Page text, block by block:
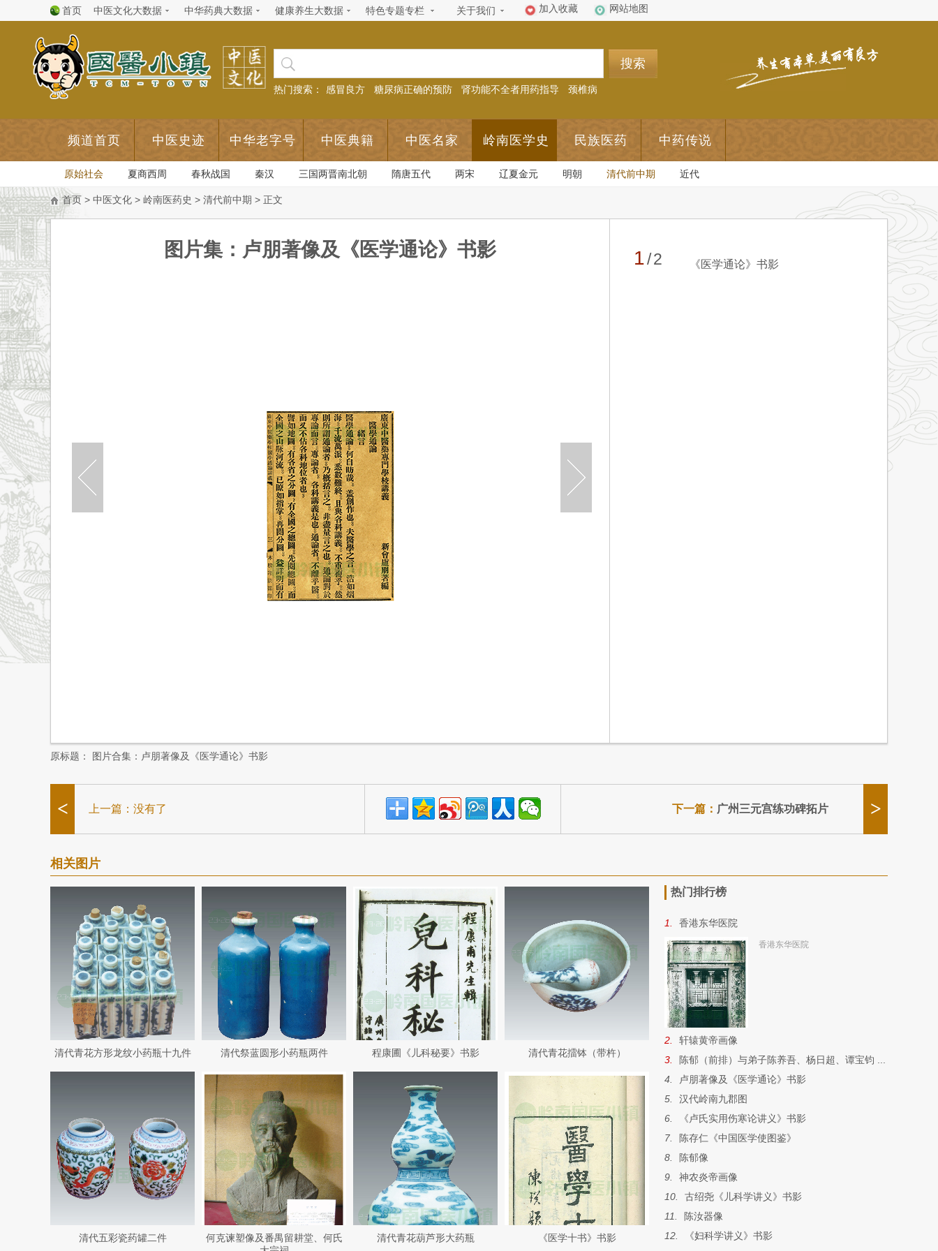
首页 中医文化大数据 中华药典大数据 健康养生大数据 特色专题专栏 关于我们 加入收藏 网站地图
搜索
热门搜索： 感冒良方 糖尿病正确的预防 肾功能不全者用药指导 颈椎病
频道首页 中医史迹 中华老字号 中医典籍 中医名家 岭南医学史 民族医药 中药传说
原始社会 夏商西周 春秋战国 秦汉 三国两晋南北朝 隋唐五代 两宋 辽夏金元 明朝 清代前中期 近代
首页 > 中医文化 > 岭南医药史 > 清代前中期 > 正文
图片集：卢朋著像及《医学通论》书影
《医学通论》书影
1/2
原标题： 图片合集：卢朋著像及《医学通论》书影
< >
上一篇：没有了 下一篇： 广州三元宫练功碑拓片
相关图片
清代青花方形龙纹小药瓶十九件 清代祭蓝圆形小药瓶两件 程康圃《儿科秘要》书影 清代青花擂钵（带杵）
清代五彩瓷药罐二件
何克谏塑像及番禺留耕堂、何氏
清代青花葫芦形大药瓶 《医学十书》书影
热门排行榜
1. 香港东华医院
香港东华医院
2.
轩辕黄帝画像
3.
陈郁（前排）与弟子陈养吾、杨日超、谭宝钧 ...
4.
卢朋著像及《医学通论》书影
5.
汉代岭南九郡图
6.
《卢氏实用伤寒论讲义》书影
7.
陈存仁《中国医学使图鉴》
8.
陈郁像
9.
神农炎帝画像
10.
古绍尧《儿科学讲义》书影
11.
陈汝器像
12.
《妇科学讲义》书影